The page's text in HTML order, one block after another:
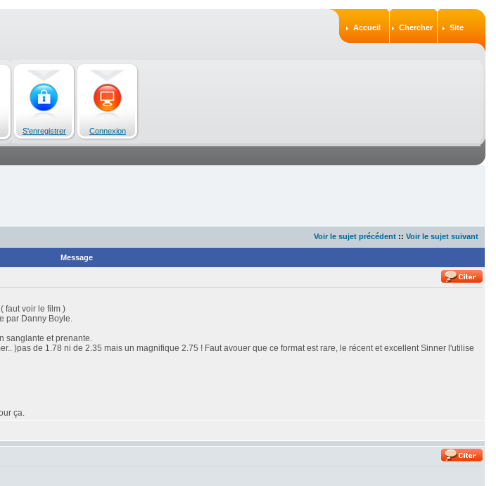
Accueil Chercher Site
S'enregistrer Connexion
Voir le sujet précédent :: Voir le sujet suivant
Message
( faut voir le film )
par Danny Boyle.
sanglante et prenante.
)pas de 1.78 ni de 2.35 mais un magnifique 2.75 ! Faut avouer que ce format est rare, le récent et excellent Sinner l'utilise
ça.